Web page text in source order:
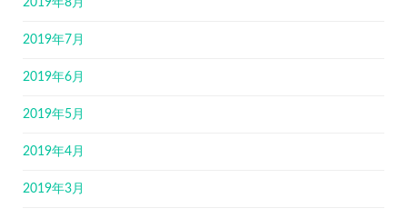
2019年8月
2019年7月
2019年6月
2019年5月
2019年4月
2019年3月